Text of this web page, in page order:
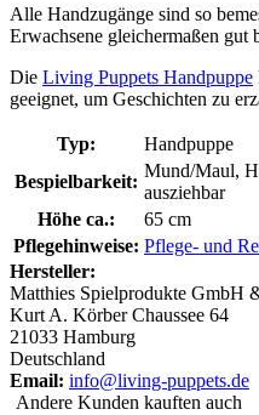
Alle Handzugänge sind so
Erwachsene gleichermaßen gut
Die Living Puppets Handpuppe
geeignet, um Geschichten zu
Typ:
Handpuppe
Bespielbarkeit:
Mund/Maul,
ausziehbar
Höhe ca.:
65 cm
Pflegehinweise: Pflege- und
Hersteller:
Matthies Spielprodukte GmbH
Kurt A. Körber Chaussee 64
21033 Hamburg
Deutschland
Email: info@living-puppets.de
Andere Kunden kauften auch